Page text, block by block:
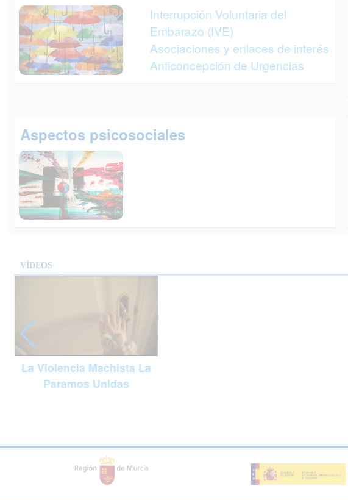
Interrupción Voluntaria del
Embarazo (IVE)
Asociaciones y enlaces de interés
Anticoncepción de Urgencias
Aspectos psicosociales
VÍDEOS
La Violencia Machista La
Paramos Unidas